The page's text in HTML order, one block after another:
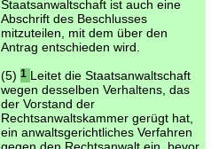
Staatsanwaltschaft ist auch eine
Abschrift des Beschlusses
mitzuteilen, mit dem über den
Antrag entschieden wird.
(5) 1 Leitet die Staatsanwaltschaft
wegen desselben Verhaltens, das
der Vorstand der
Rechtsanwaltskammer gerügt hat,
ein anwaltsgerichtliches Verfahren
gegen den Rechtsanwalt ein, bevor